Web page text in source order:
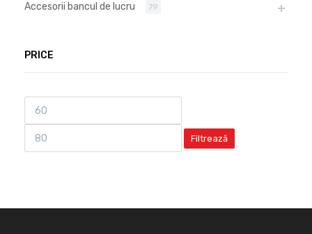
Accesorii bancul de lucru 79
PRICE
Filtrează